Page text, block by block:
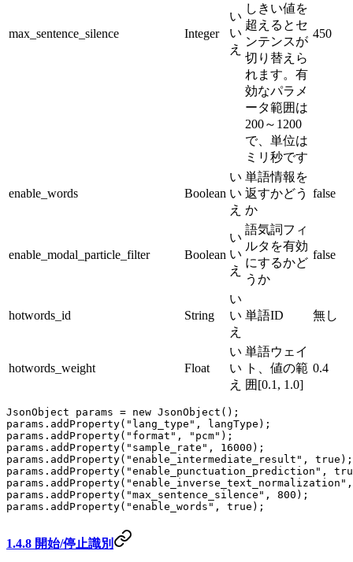
max_sentence_silence Integer
い
い
え
しきい値を
超えるとセ
ンテンスが
切り替えら
れます。有
効なパラメ
ータ範囲は
200～1200
で、単位は
ミリ秒です
450
enable_words Boolean
い
い
え
単語情報を
返すかどう
か
false
enable_modal_particle_filter Boolean
い
い
え
語気詞フィ
ルタを有効
にするかど
うか
false
hotwords_id String
い
い
え
単語ID 無し
hotwords_weight Float
い
い
え
単語ウェイ
ト、値の範
囲[0.1, 1.0]
0.4
JsonObject params = new JsonObject ();
params. addProperty( "lang_type" , langType);
params. addProperty( "format" , "pcm" );
params. addProperty( "sample_rate" , 16000 );
params. addProperty( "enable_intermediate_result" , true
params. addProperty( "enable_punctuation_prediction" ,
params. addProperty( "enable_inverse_text_normalization"
params. addProperty( "max_sentence_silence" , 800 );
params. addProperty( "enable_words" , true );
1.4.8 開始/停止識別